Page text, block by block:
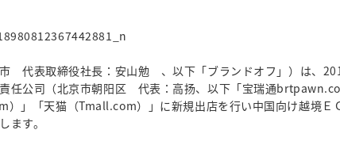
代表取締役社長：安山勉 、以下「ブランドオフ」）は、
任公司（北京市朝阳区 代表：高扬、以下「宝瑞通
）」「天猫（Tmall.com）」に新規出店を行い中国向け越境Ｅ
ます。